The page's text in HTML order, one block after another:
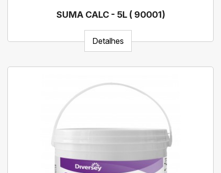
SUMA CALC - 5L ( 90001)
Detalhes